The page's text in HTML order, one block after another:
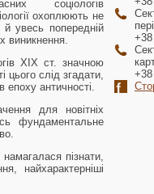
соціологів
охоплюють не
й увесь попередній
виникнення.
XIX ст. значною
цього слід згадати,
епоху античності.
для новітніх
фундаментальне
пізнати,
найхарактерніші